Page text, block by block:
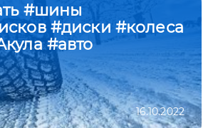
#шины
#диски #колеса
#авто
16.10.2022